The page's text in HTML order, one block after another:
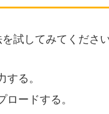
試してみてください
る。
ードする。